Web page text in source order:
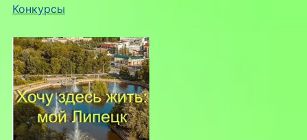
Конкурсы